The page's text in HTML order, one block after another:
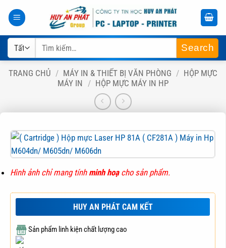
qua
dung
Tìm
TRANG CHỦ / MÁY IN & THIẾT BỊ VĂN PHÒNG / HỘP MỰC
MÁY IN / HỘP MỰC MÁY IN HP
Hình ảnh chỉ mang tính minh hoạcho sản phẩm.
HUY AN PHÁT CAM KẾT
Sản phẩm linh kiện chất lượng cao